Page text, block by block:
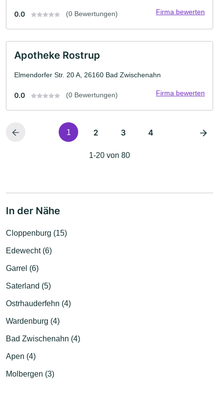
0.0 (0 Bewertungen) Firma bewerten
Apotheke Rostrup
Elmendorfer Str. 20 A, 26160 Bad Zwischenahn
0.0 (0 Bewertungen) Firma bewerten
1 2 3 4
1-20 von 80
In der Nähe
Cloppenburg (15)
Edewecht (6)
Garrel (6)
Saterland (5)
Ostrhauderfehn (4)
Wardenburg (4)
Bad Zwischenahn (4)
Apen (4)
Molbergen (3)